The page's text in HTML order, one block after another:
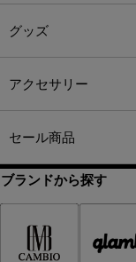
グッズ
アクセサリー
セール商品
ブランドから探す